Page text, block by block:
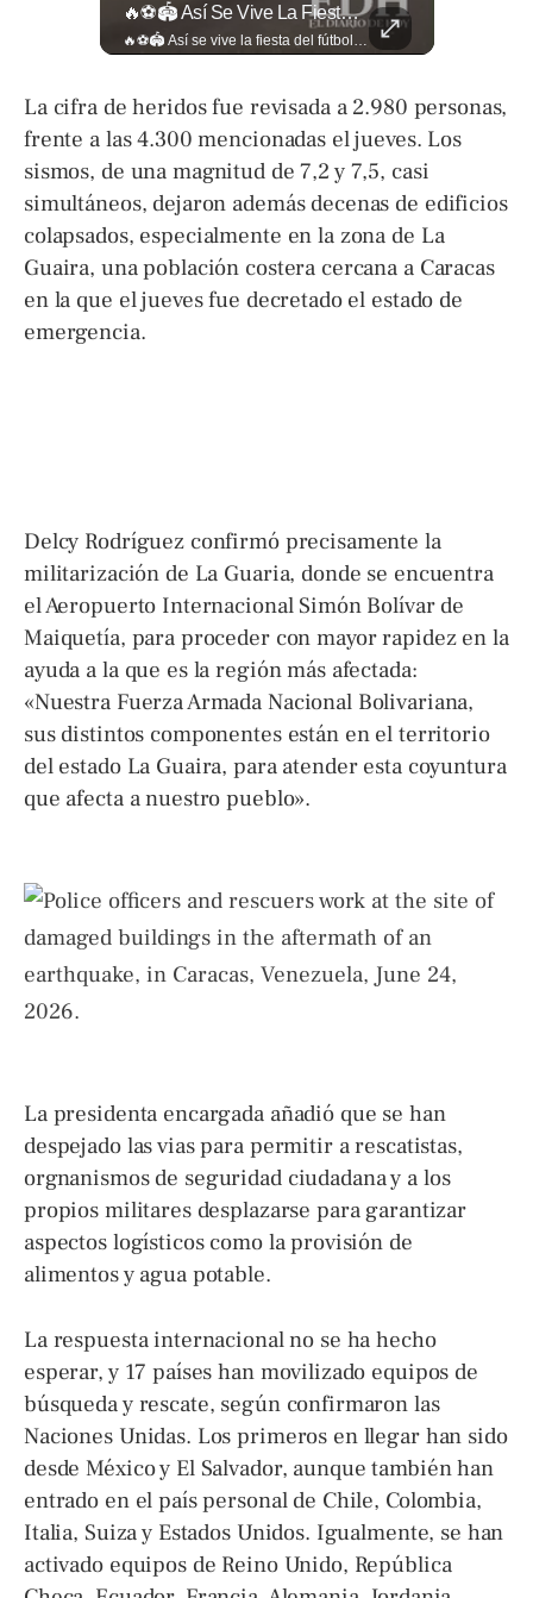
🔥⚽🏟️ Así Se Vive La Fiesta Del Fútbol Salvadoreño: La Pasión De Tigrillos Y Aguiluchos Ya Enciende El Ambiente Previo A La Gran Final Entre...
La cifra de heridos fue revisada a 2.980 personas,
frente a las 4.300 mencionadas el jueves. Los
sismos, de una magnitud de 7,2 y 7,5, casi
simultáneos, dejaron además decenas de edificios
colapsados, especialmente en la zona de La
Guaira, una población costera cercana a Caracas
en la que el jueves fue decretado el estado de
emergencia.
Delcy Rodríguez confirmó precisamente la
militarización de La Guaria, donde se encuentra
el Aeropuerto Internacional Simón Bolívar de
Maiquetía, para proceder con mayor rapidez en la
ayuda a la que es la región más afectada:
«Nuestra Fuerza Armada Nacional Bolivariana,
sus distintos componentes están en el territorio
del estado La Guaira, para atender esta coyuntura
que afecta a nuestro pueblo».
La presidenta encargada añadió que se han
despejado las vias para permitir a rescatistas,
orgnanismos de seguridad ciudadana y a los
propios militares desplazarse para garantizar
aspectos logísticos como la provisión de
alimentos y agua potable.
La respuesta internacional no se ha hecho
esperar, y 17 países han movilizado equipos de
búsqueda y rescate, según confirmaron las
Naciones Unidas. Los primeros en llegar han sido
desde México y El Salvador, aunque también han
entrado en el país personal de Chile, Colombia,
Italia, Suiza y Estados Unidos. Igualmente, se han
activado equipos de Reino Unido, República